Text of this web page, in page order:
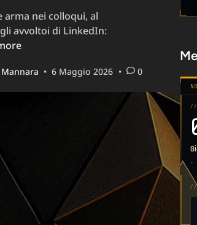
arma nei colloqui, al
avvoltoi di LinkedIn:
• 6 Maggio 2026 • 0
//
▸
//